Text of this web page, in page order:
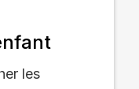
les